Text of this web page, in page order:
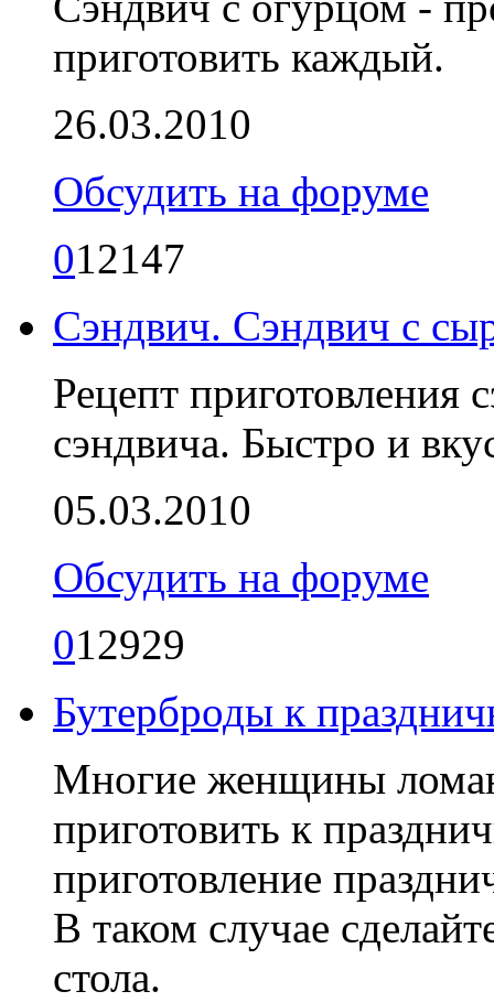
приготовить каждый.
26.03.2010
Обсудить на форуме
012147
Сэндвич. Сэндвич с
Рецепт приготовления
сэндвича. Быстро и
05.03.2010
Обсудить на форуме
012929
Бутерброды к
Многие женщины
приготовить к
приготовление
В таком случае
стола.